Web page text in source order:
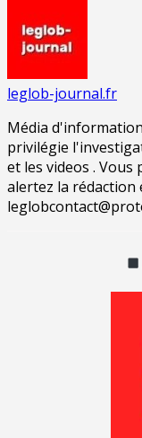
leglob-journal.fr
Média
privilégie
et les videos .
alertez la rédaction